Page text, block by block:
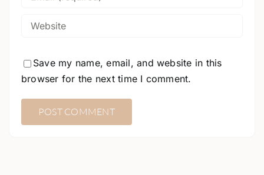
Save my name, email, and website in this
browser for the next time I comment.